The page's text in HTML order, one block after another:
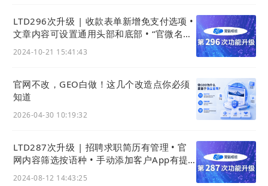
LTD296次升级 | 收款表单新增免支付选项 •
文章内容可设置通用头部和底部 • “官微名片
2024-10-21 15:41:43
官网不改，GEO白做！这几个改造点你必须
知道
2026-04-30 10:19:32
LTD287次升级 | 招聘求职简历有管理 • 官
网内容筛选按语种 • 手动添加客户App有提
2024-08-12 14:43:25